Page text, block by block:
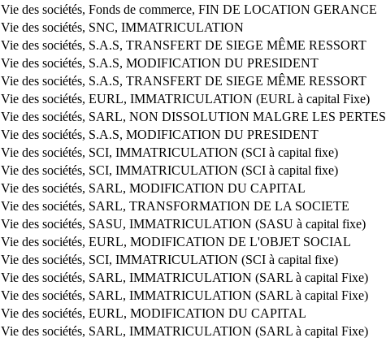
Vie des sociétés, Fonds de commerce, FIN DE LOCATION GERANCE
Vie des sociétés, SNC, IMMATRICULATION
Vie des sociétés, S.A.S, TRANSFERT DE SIEGE MÊME RESSORT
Vie des sociétés, S.A.S, MODIFICATION DU PRESIDENT
Vie des sociétés, S.A.S, TRANSFERT DE SIEGE MÊME RESSORT
Vie des sociétés, EURL, IMMATRICULATION (EURL à capital Fixe)
Vie des sociétés, SARL, NON DISSOLUTION MALGRE LES PERTES
Vie des sociétés, S.A.S, MODIFICATION DU PRESIDENT
Vie des sociétés, SCI, IMMATRICULATION (SCI à capital fixe)
Vie des sociétés, SCI, IMMATRICULATION (SCI à capital fixe)
Vie des sociétés, SARL, MODIFICATION DU CAPITAL
Vie des sociétés, SARL, TRANSFORMATION DE LA SOCIETE
Vie des sociétés, SASU, IMMATRICULATION (SASU à capital fixe)
Vie des sociétés, EURL, MODIFICATION DE L'OBJET SOCIAL
Vie des sociétés, SCI, IMMATRICULATION (SCI à capital fixe)
Vie des sociétés, SARL, IMMATRICULATION (SARL à capital Fixe)
Vie des sociétés, SARL, IMMATRICULATION (SARL à capital Fixe)
Vie des sociétés, EURL, MODIFICATION DU CAPITAL
Vie des sociétés, SARL, IMMATRICULATION (SARL à capital Fixe)